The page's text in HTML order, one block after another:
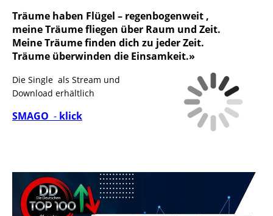
Träume haben Flügel – regenbogenweit ,
meine Träume fliegen über Raum und Zeit.
Meine Träume finden dich zu jeder Zeit.
Träume überwinden die Einsamkeit.»
Die Single als Stream und
Download erhältlich
SMAGO - klick